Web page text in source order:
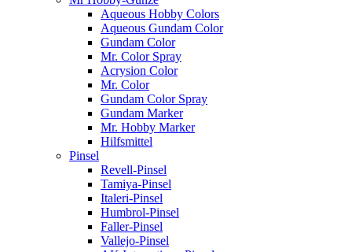
Aqueous Hobby Colors
Aqueous Gundam Color
Gundam Color
Mr. Color Spray
Acrysion Color
Mr. Color
Gundam Color Spray
Gundam Marker
Mr. Hobby Marker
Hilfsmittel
Pinsel
Revell-Pinsel
Tamiya-Pinsel
Italeri-Pinsel
Humbrol-Pinsel
Faller-Pinsel
Vallejo-Pinsel